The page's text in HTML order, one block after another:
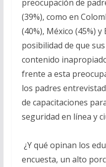
preocupación de
(39%), como en
(40%), México (45%) y
posibilidad de que
contenido
frente a esta
los padres
de capacitaciones
seguridad en línea y
¿Y qué opinan los
encuesta, un alto